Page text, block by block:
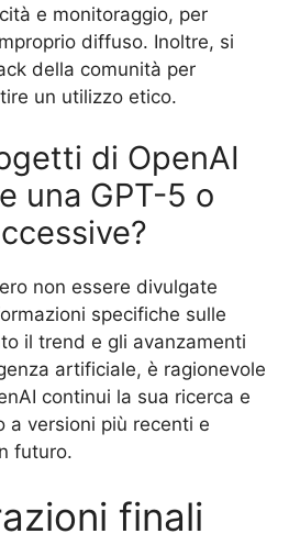
e monitoraggio, per
diffuso. Inoltre, si
della comunità per
un utilizzo etico.
di OpenAI
una GPT-5 o
non essere divulgate
specifiche sulle
il trend e gli avanzamenti
artificiale, è ragionevole
continui la sua ricerca e
a versioni più recenti e
futuro.
finali